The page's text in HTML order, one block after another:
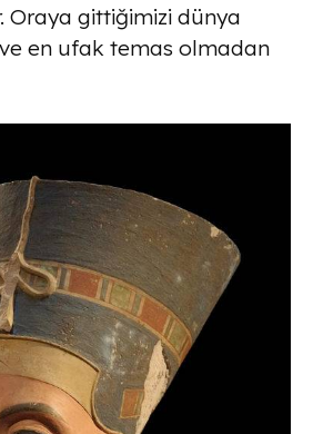
Oraya gittiğimizi dünya
en ufak temas olmadan